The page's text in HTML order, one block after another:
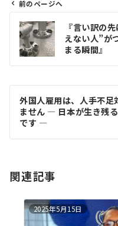
ビ
ン
前のページへ
『言い訳の
えない人”が
まる瞬間』
外国人雇用は、人手不足
ません ― 日本が生き残る
です ―
関連記事
2025年5月15日